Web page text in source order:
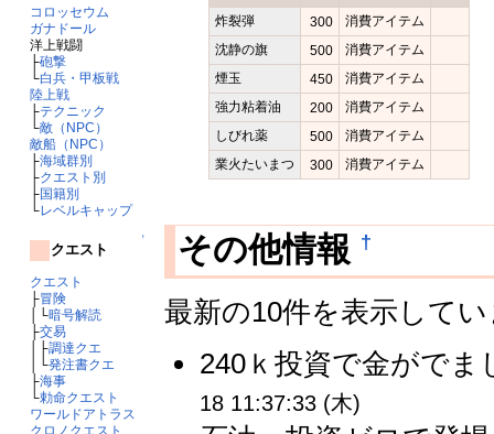
コロッセウム
ガナドール
洋上戦闘
├砲撃
└白兵・甲板戦
陸上戦
├テクニック
└敵（NPC）
敵船（NPC）
├海域群別
├クエスト別
├国籍別
└レベルキャップ
↑
クエスト
クエスト
├冒険
│└暗号解読
├交易
│├調達クエ
│└発注書クエ
├海事
└勅命クエスト
ワールドアトラス
クロノクエスト
炸裂弾
300
消費アイテム
沈静の旗
500
消費アイテム
煙玉
450
消費アイテム
強力粘着油
200
消費アイテム
しびれ薬
500
消費アイテム
業火たいまつ
300 消費アイテム
その他情報 †
最新の10件を表示して
240ｋ投資で金がで
18 11:37:33 (木)